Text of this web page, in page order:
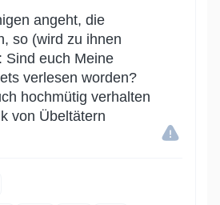
angeht, die
so (wird zu ihnen
Sind euch Meine
verlesen worden?
hochmütig verhalten
von Übeltätern